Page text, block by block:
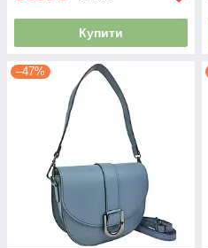
Купити
–47%